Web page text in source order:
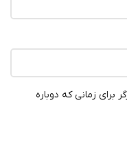
برای زمانی که دوباره